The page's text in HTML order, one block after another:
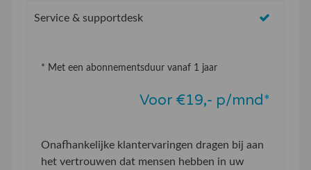
Service & supportdesk
* Met een abonnementsduur vanaf 1 jaar
Voor €19,- p/mnd*
Onafhankelijke klantervaringen dragen bij aan
het vertrouwen dat mensen hebben in uw